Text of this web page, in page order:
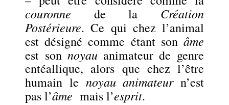
couronne de la Création
Postérieure.Ce qui chez l’animal
est désigné comme étant son âme
est son noyauanimateur de genre
entéallique, alors que chez l’être
humain le noyau animateurn’est
pas l’âme mais l’esprit.